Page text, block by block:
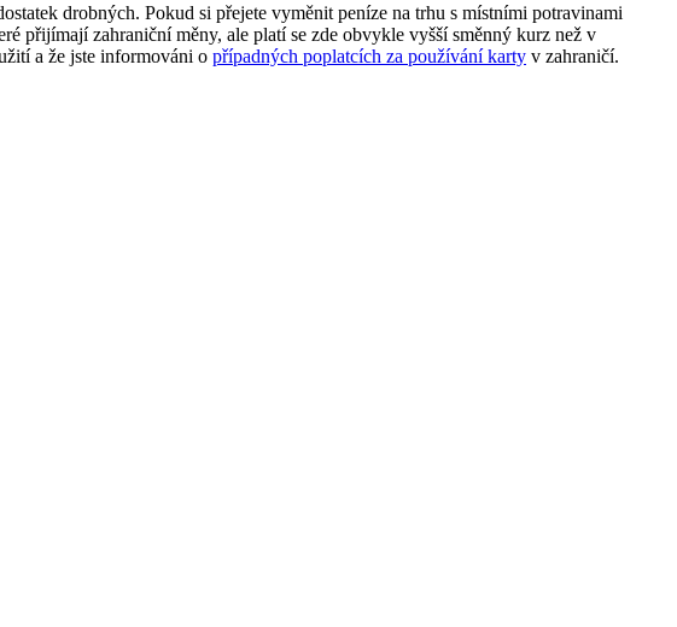
drobných. Pokud si přejete vyměnit peníze na trhu s místními potravinami
přijímají zahraniční měny, ale platí se zde obvykle vyšší směnný kurz než v
a že jste informováni o případných poplatcích za používání karty v zahraničí.